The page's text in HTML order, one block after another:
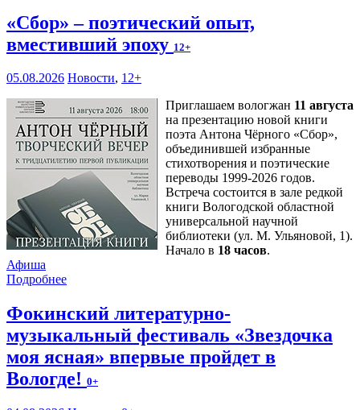
«Сбор» – поэтический опыт,
вместивший эпоху 12+
05.08.2026 Новости, 12+
Приглашаем вологжан 11 августа
на презентацию новой книги
поэта Антона Чёрного «Сбор»,
объединившей избранные
стихотворения и поэтические
переводы 1999-2026 годов.
Встреча состоится в зале редкой
книги Вологодской областной
универсальной научной
библиотеки (ул. М. Ульяновой, 1).
Начало в 18 часов.
Афиша
Подробнее
Фокинский литературно-
музыкальный фестиваль «Звездочка
моя ясная» впервые пройдет в
Вологде! 0+